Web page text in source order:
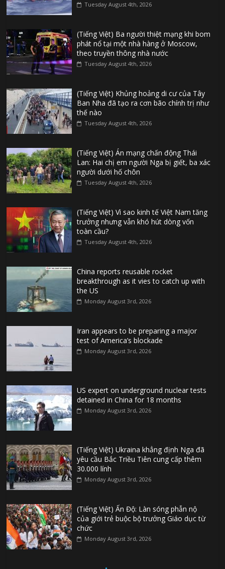
Tuesday August 4th, 2026
(Tiếng Việt) Ba người thiệt mạng khi bom
phát nổ tại một nhà hàng ở Moscow,
theo truyền thông nhà nước
Tuesday August 4th, 2026
(Tiếng Việt) Khủng hoảng di cư của Tây
Ban Nha đã tạo ra cơn bão chính trị như
thế nào
Tuesday August 4th, 2026
(Tiếng Việt) Án mạng chấn động Thái
Lan: Hai chị em người Nga bị giết, ba xác
người dưới hố chôn
Tuesday August 4th, 2026
(Tiếng Việt) Vì sao kinh tế Việt Nam tăng
trưởng nhưng vẫn khó hút dòng vốn
toàn cầu?
Tuesday August 4th, 2026
China reports reusable rocket
breakthrough as it vies to catch up with
the US
Monday August 3rd, 2026
Iran appears to be preparing a major
test of America’s blockade
Monday August 3rd, 2026
US expert on underground nuclear tests
detained in China for 18 months
Monday August 3rd, 2026
(Tiếng Việt) Ukraina khẳng định Nga đã
yêu cầu Bắc Triều Tiên cung cấp thêm
30.000 lính
Monday August 3rd, 2026
(Tiếng Việt) Ấn Độ: Làn sóng phẫn nộ
của giới trẻ buộc bộ trưởng Giáo dục từ
chức
Monday August 3rd, 2026